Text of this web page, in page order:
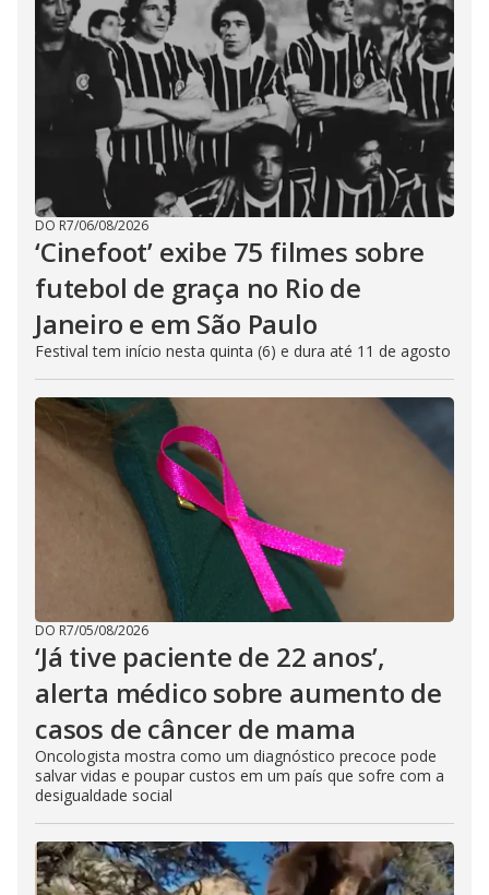
DO R7/06/08/2026
‘Cinefoot’ exibe 75 filmes sobre
futebol de graça no Rio de
Janeiro e em São Paulo
Festival tem início nesta quinta (6) e dura até 11 de agosto
DO R7/05/08/2026
‘Já tive paciente de 22 anos’,
alerta médico sobre aumento de
casos de câncer de mama
Oncologista mostra como um diagnóstico precoce pode
salvar vidas e poupar custos em um país que sofre com a
desigualdade social